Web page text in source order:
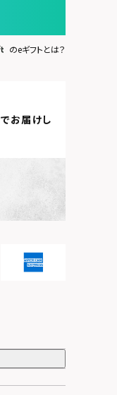
のeギフトとは？
でお届けし